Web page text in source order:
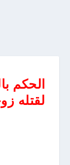
الحكم
لقتله